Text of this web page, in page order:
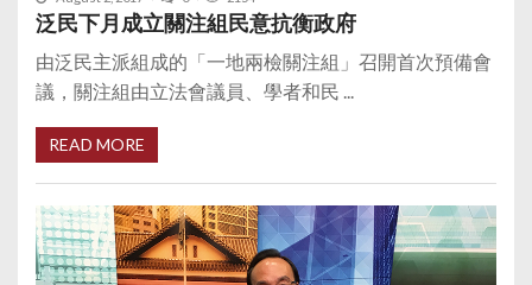
泛民下月成立關注組民意抗衡政府
由泛民主派組成的「一地兩檢關注組」召開首次預備會
議，關注組由立法會議員、學者和民 ...
READ MORE